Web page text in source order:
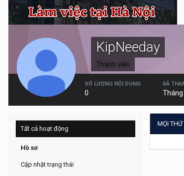
KipNeeday
Thành viên
SỐ LƯỢNG NỘI DUNG
0
ĐÃ
Tất cả hoạt động
Hồ sơ
Cập nhật trạng thái
MỌI THỨ